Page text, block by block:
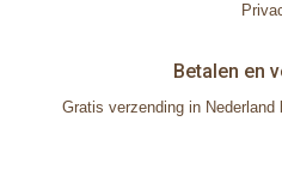
Betalen en
Gratis verzending in